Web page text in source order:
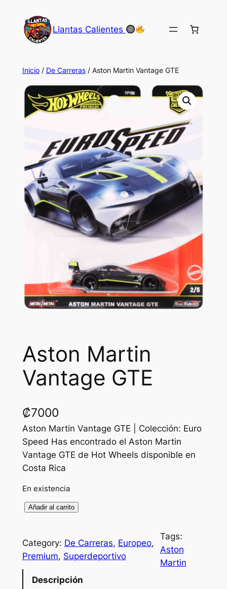
contenido
Llantas Calientes
Inicio/ De Carreras/ Aston Martin Vantage GTE
Aston Martin
Vantage GTE
₡7000
Aston Martin Vantage GTE | Colección: Euro
Speed Has encontrado el Aston Martin
Vantage GTE de Hot Wheels disponible en
Costa Rica
En existencia
o
n
Añadir al carrito
Category: De Carreras, Europeo
Premium, Superdeportivo
Tags:
Aston
Martin
Descripción